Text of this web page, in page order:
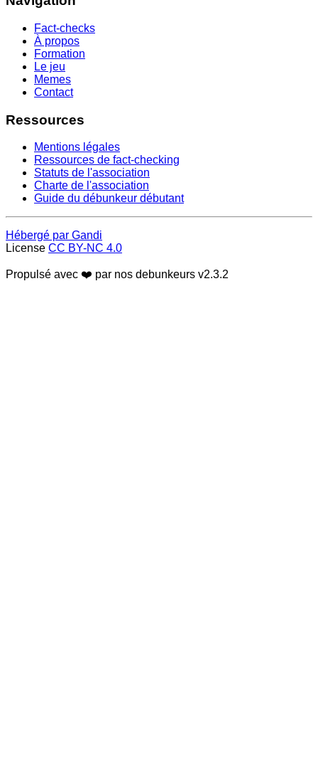
Fact-checks
À propos
Formation
Le jeu
Memes
Contact
Ressources
Mentions légales
Ressources de fact-checking
Statuts de l'association
Charte de l'association
Guide du débunkeur débutant
Hébergé par Gandi
License CC BY-NC 4.0
Propulsé avec ❤️ par nos debunkeurs v2.3.2